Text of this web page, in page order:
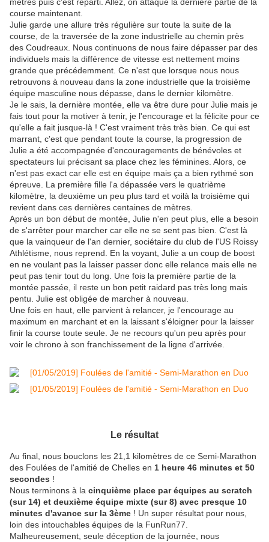
mètres puis c'est reparti. Allez, on attaque la dernière partie de la
course maintenant.
Julie garde une allure très régulière sur toute la suite de la
course, de la traversée de la zone industrielle au chemin près
des Coudreaux. Nous continuons de nous faire dépasser par des
individuels mais la différence de vitesse est nettement moins
grande que précédemment. Ce n'est que lorsque nous nous
retrouvons à nouveau dans la zone industrielle que la troisième
équipe masculine nous dépasse, dans le dernier kilomètre.
Je le sais, la dernière montée, elle va être dure pour Julie mais je
fais tout pour la motiver à tenir, je l'encourage et la félicite pour ce
qu'elle a fait jusque-là ! C'est vraiment très très bien. Ce qui est
marrant, c'est que pendant toute la course, la progression de
Julie a été accompagnée d'encouragements de bénévoles et
spectateurs lui précisant sa place chez les féminines. Alors, ce
n'est pas exact car elle est en équipe mais ça a bien rythmé son
épreuve. La première fille l'a dépassée vers le quatrième
kilomètre, la deuxième un peu plus tard et voilà la troisième qui
revient dans ces dernières centaines de mètres.
Après un bon début de montée, Julie n'en peut plus, elle a besoin
de s'arrêter pour marcher car elle ne se sent pas bien. C'est là
que la vainqueur de l'an dernier, sociétaire du club de l'US Roissy
Athlétisme, nous reprend. En la voyant, Julie a un coup de boost
en ne voulant pas la laisser passer donc elle relance mais elle ne
peut pas tenir tout du long. Une fois la première partie de la
montée passée, il reste un bon petit raidard pas très long mais
pentu. Julie est obligée de marcher à nouveau.
Une fois en haut, elle parvient à relancer, je l'encourage au
maximum en marchant et en la laissant s'éloigner pour la laisser
finir la course toute seule. Je ne recours qu'un peu après pour
voir le chrono à son franchissement de la ligne d'arrivée.
Le résultat
Au final, nous bouclons les 21,1 kilomètres de ce Semi-Marathon
des Foulées de l'amitié de Chelles en 1 heure 46 minutes et 50
secondes !
Nous terminons à la cinquième place par équipes au scratch
(sur 14) et deuxième équipe mixte (sur 8) avec presque 10
minutes d'avance sur la 3ème ! Un super résultat pour nous,
loin des intouchables équipes de la FunRun77.
Malheureusement, seule déception de la journée, nous